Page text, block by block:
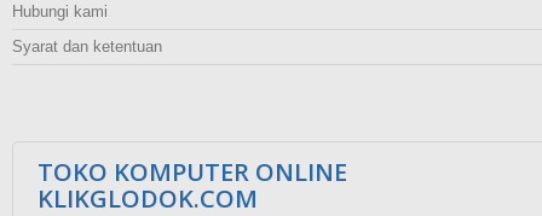
Hubungi kami
Syarat dan ketentuan
TOKO KOMPUTER ONLINE
KLIKGLODOK.COM